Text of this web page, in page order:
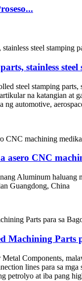
stainless
steel stamping
na katangian at
ng automotive,
asero CNC
Aluminum
Guangdong, China
Machining Parts
Components,
lines para sa
petrolyo at iba pang